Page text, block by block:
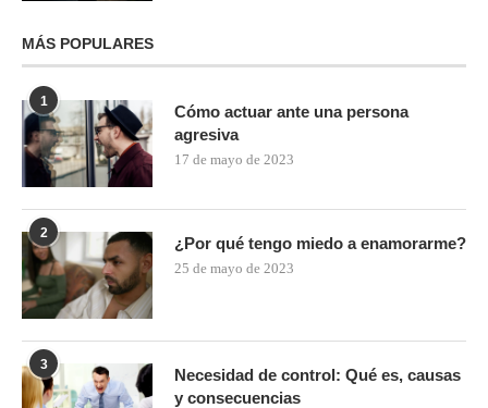
MÁS POPULARES
1
Cómo actuar ante una persona
agresiva
17 de mayo de 2023
2
¿Por qué tengo miedo a enamorarme?
25 de mayo de 2023
3
Necesidad de control: Qué es, causas
y consecuencias